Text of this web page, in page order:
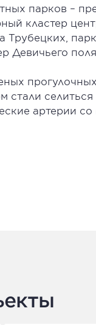
парков –
кластер
Девичьего
стали
артерии